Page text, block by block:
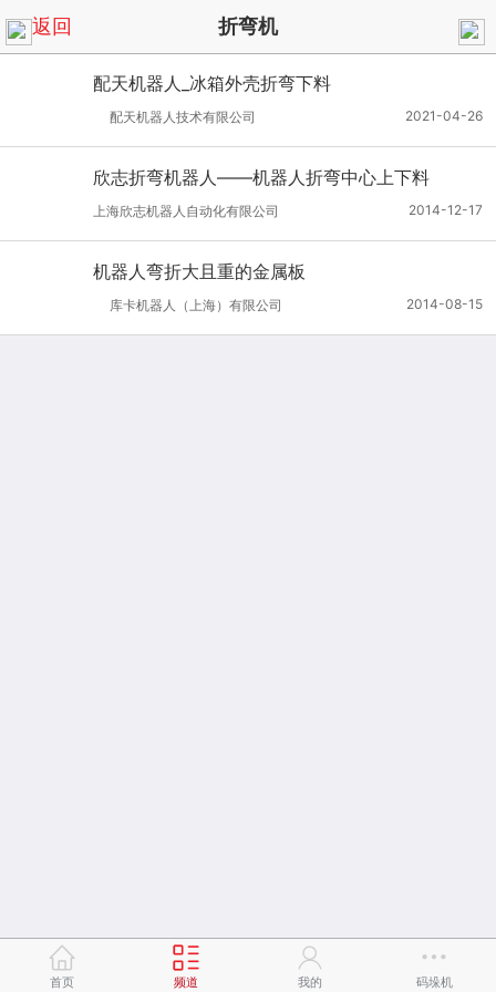
返回 折弯机
配天机器人_冰箱外壳折弯下料
2021-04-26
配天机器人技术有限公司
欣志折弯机器人——机器人折弯中心上下料
2014-12-17
上海欣志机器人自动化有限公司
机器人弯折大且重的金属板
2014-08-15
库卡机器人（上海）有限公司
首页 频道 我的 码垛机